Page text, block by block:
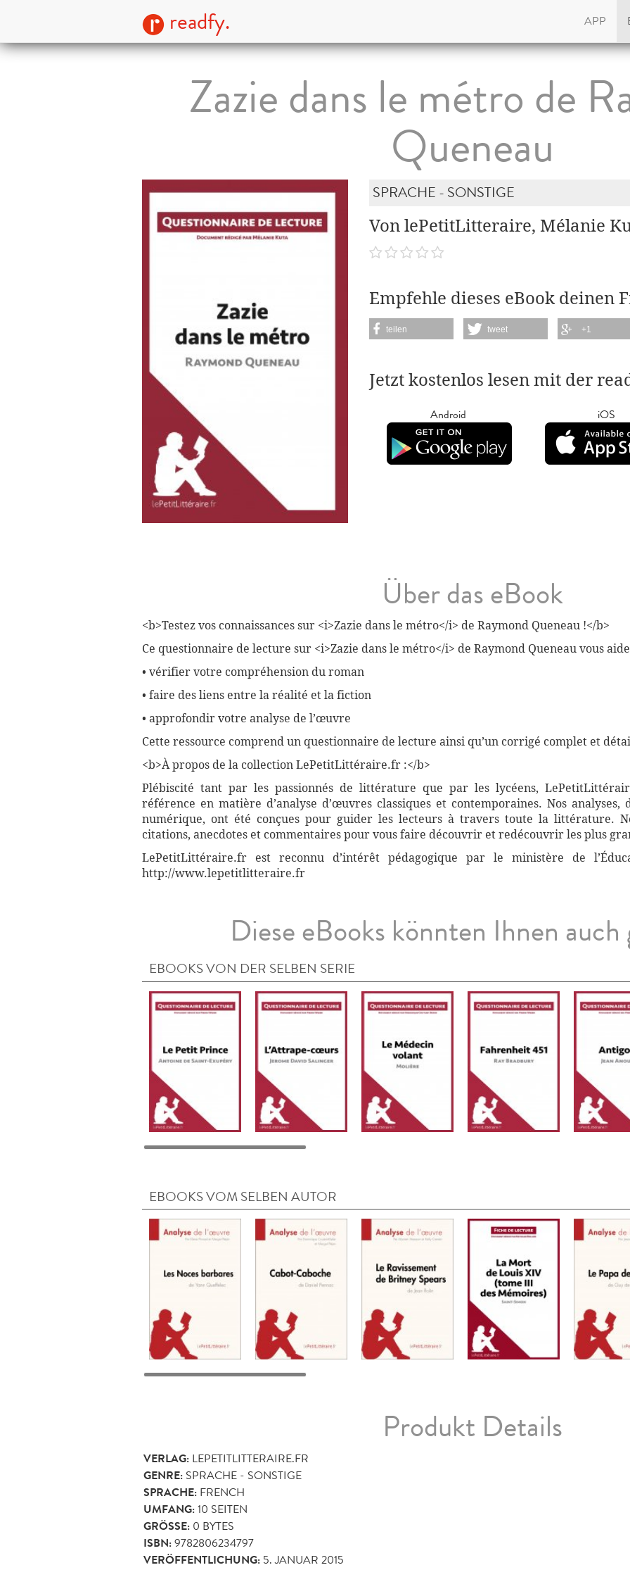
readfy. APP
Zazie dans le métro de
Queneau
SPRACHE - SONSTIGE
Von lePetitLitteraire, Mélanie
Empfehle dieses eBook deinen
teilen tweet +1
Jetzt kostenlos lesen mit der
Android iOS
Über das eBook
<b>Testez vos connaissances sur <i>Zazie dans le métro</i> de Raymond Queneau !</b>
Ce questionnaire de lecture sur <i>Zazie dans le métro</i> de Raymond Queneau vous
• vérifier votre compréhension du roman
• faire des liens entre la réalité et la fiction
• approfondir votre analyse de l’œuvre
Cette ressource comprend un questionnaire de lecture ainsi qu’un corrigé complet et
<b>À propos de la collection LePetitLittéraire.fr :</b>
Plébiscité tant par les passionnés de littérature que par les lycéens,
référence en matière d’analyse d’œuvres classiques et contemporaines. Nos
numérique, ont été conçues pour guider les lecteurs à travers toute la littérature.
citations, anecdotes et commentaires pour vous faire découvrir et redécouvrir les plus
LePetitLittéraire.fr est reconnu d’intérêt pédagogique par le ministère de
http://www.lepetitlitteraire.fr
Diese eBooks könnten Ihnen auch
EBOOKS VON DER SELBEN SERIE
EBOOKS VOM SELBEN AUTOR
Produkt Details
VERLAG: LEPETITLITTERAIRE.FR
GENRE: SPRACHE - SONSTIGE
SPRACHE: FRENCH
UMFANG:10 SEITEN
GRÖSSE: 0 BYTES
ISBN:9782806234797
VERÖFFENTLICHUNG: 5. JANUAR 2015